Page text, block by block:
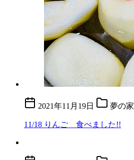
2021年11月19日 夢の家
11/18 りんご 食べました!!